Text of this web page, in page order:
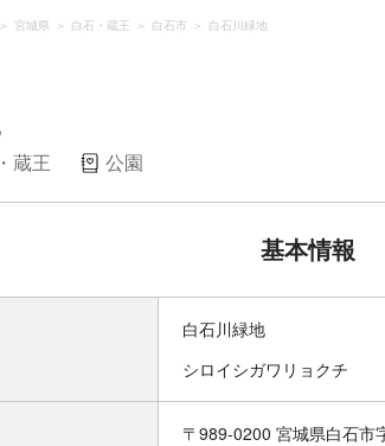
宮城県 白石・蔵王 白石市 白石川緑地
蔵王 公園
基本情報
白石川緑地
シロイシガワリョクチ
〒989-0200 宮城県白石市